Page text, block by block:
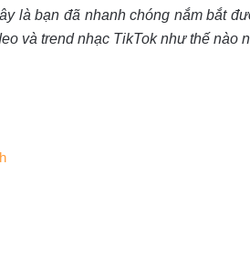
là bạn đã nhanh chóng nắm bắt
và trend nhạc TikTok như thế nào